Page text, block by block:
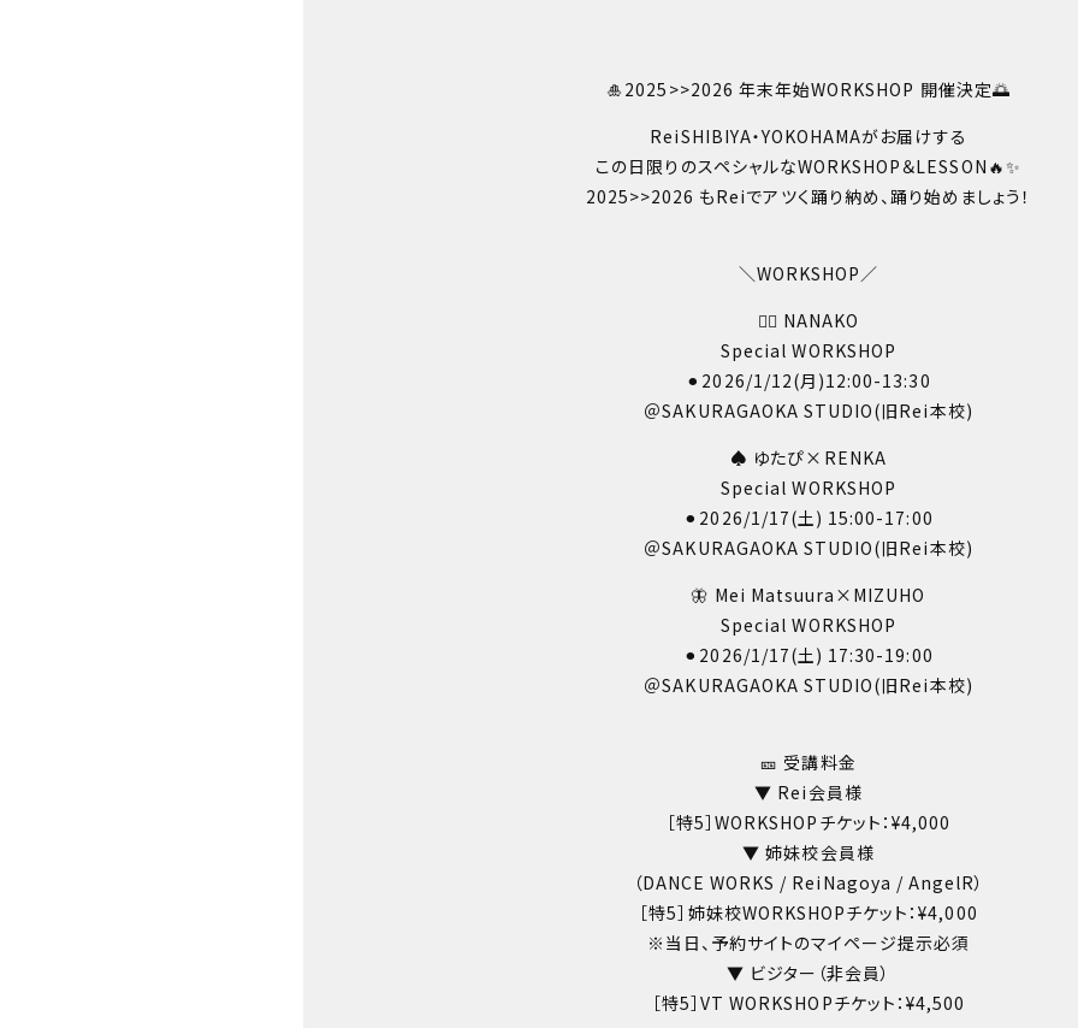
🎍2025>>2026 年末年始WORKSHOP 開催決定🌅
ReiSHIBIYA・YOKOHAMAがお届けする
この日限りのスペシャルなWORKSHOP＆LESSON🔥✨
2025>>2026 もReiでアツく踊り納め、踊り始めましょう！
＼WORKSHOP／
❤️‍🔥 NANAKO
Special WORKSHOP
⚫︎2026/1/12(月)12:00-13:30
＠SAKURAGAOKA STUDIO(旧Rei本校)
♠️ ゆたぴ×RENKA
Special WORKSHOP
⚫︎2026/1/17(土) 15:00-17:00
＠SAKURAGAOKA STUDIO(旧Rei本校)
🦋 Mei Matsuura×MIZUHO
Special WORKSHOP
⚫︎2026/1/17(土) 17:30-19:00
＠SAKURAGAOKA STUDIO(旧Rei本校)
🎫 受講料金
▼ Rei会員様
［特5］WORKSHOPチケット：¥4,000
▼ 姉妹校会員様
（DANCE WORKS / ReiNagoya / AngelR）
［特5］姉妹校WORKSHOPチケット：¥4,000
※当日、予約サイトのマイページ提示必須
▼ ビジター（非会員）
［特5］VT WORKSHOPチケット：¥4,500